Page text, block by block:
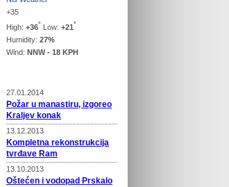
+35
High: +36° Low: +21°
Humidity: 27%
Wind: NNW - 18 KPH
27.01.2014
Požar u manastiru, izgoreo
Kraljev konak
13.12.2013
Kompletna rekonstrukcija
tvrđave Ram
13.10.2013
Oštećen i vodopad Prskalo